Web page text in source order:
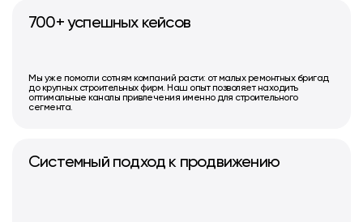
700+ успешных кейсов
Мы уже помогли сотням компаний расти: от малых ремонтных бригад
до крупных строительных фирм. Наш опыт позволяет находить
оптимальные каналы привлечения именно для строительного
сегмента.
Системный подход к продвижению